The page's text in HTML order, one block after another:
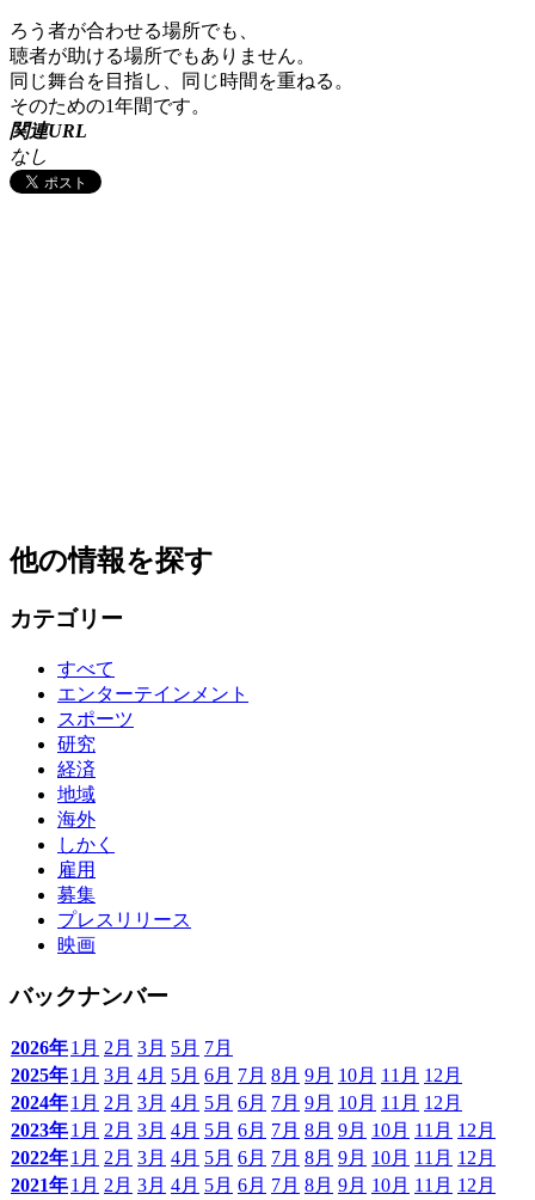
ろう者が合わせる場所でも、
聴者が助ける場所でもありません。
同じ舞台を目指し、同じ時間を重ねる。
そのための1年間です。
関連URL
なし
他の情報を探す
カテゴリー
すべて
エンターテインメント
スポーツ
研究
経済
地域
海外
しかく
雇用
募集
プレスリリース
映画
バックナンバー
2026年1月 2月 3月 5月 7月
2025年1月 3月 4月 5月 6月 7月 8月 9月 10月 11月 12月
2024年1月 2月 3月 4月 5月 6月 7月 9月 10月 11月 12月
2023年1月 2月 3月 4月 5月 6月 7月 8月 9月 10月 11月 12月
2022年1月 2月 3月 4月 5月 6月 7月 8月 9月 10月 11月 12月
2021年1月 2月 3月 4月 5月 6月 7月 8月 9月 10月 11月 12月